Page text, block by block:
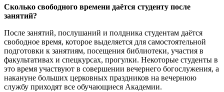
Сколько свободного времени даётся студенту после
занятий?
После занятий, послушаний и полдника студентам даётся
свободное время, которое выделяется для самостоятельной
подготовки к занятиям, посещения библиотеки, участия в
факультативах и спецкурсах, прогулки. Некоторые студенты в
это время участвуют в совершении вечернего богослужения, а
накануне больших церковных праздников на вечернюю
службу приходят все обучающиеся Академии.